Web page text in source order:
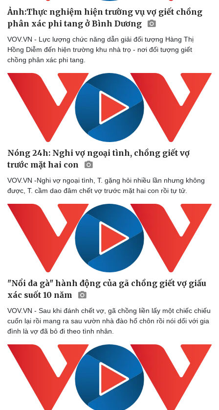
Thể thao
Bóng đá
Lịch thi đấu bóng đá
Thế giới thể thao
Hậu trường
Ô tô - Xe máy
Xe máy
Tư vấn
Ảnh:Thực nghiệm hiện trường vụ vợ giết chồng
phân xác phi tang ở Bình Dương
VOV.VN - Lực lượng chức năng dẫn giải đối tượng Hàng Thị
Hồng Diễm đến hiện trường khu nhà trọ - nơi đối tượng giết
chồng phân xác phi tang.
Nóng 24h: Nghi vợ ngoại tình, chồng giết vợ
trước mặt hai con
VOV.VN -Nghi vợ ngoại tình, T. gặng hỏi nhiều lần nhưng không
được, T. cầm dao đâm chết vợ trước mặt hai con rồi tự tử.
"Nổi da gà" hành động của gã chồng giết vợ giấu
xác suốt 10 năm
VOV.VN - Sau khi đánh chết vợ, gã chồng liền lấy một chiếc chiếu
cuốn lại rồi mang ra sau vườn nhà đào hố chôn rồi nói dối với gia
đình là vợ đã bỏ đi theo tình nhân.